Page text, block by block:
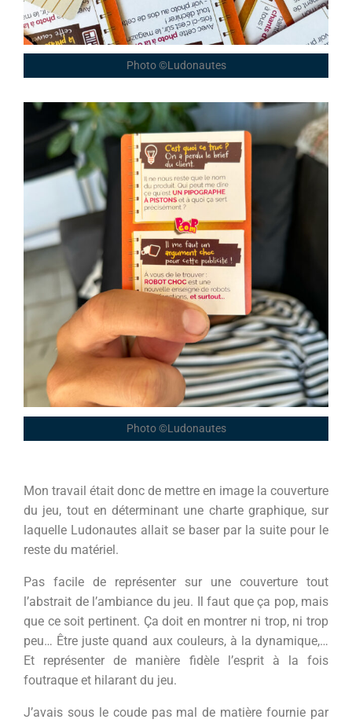
Photo ©Ludonautes
Photo ©Ludonautes
Mon travail était donc de mettre en image la couverture
du jeu, tout en déterminant une charte graphique, sur
laquelle Ludonautes allait se baser par la suite pour le
reste du matériel.
Pas facile de représenter sur une couverture tout
l’abstrait de l’ambiance du jeu. Il faut que ça pop, mais
que ce soit pertinent. Ça doit en montrer ni trop, ni trop
peu… Être juste quand aux couleurs, à la dynamique,…
Et représenter de manière fidèle l’esprit à la fois
foutraque et hilarant du jeu.
J’avais sous le coude pas mal de matière fournie par